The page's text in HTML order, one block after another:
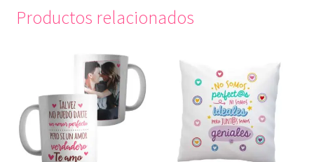
Productos relacionados